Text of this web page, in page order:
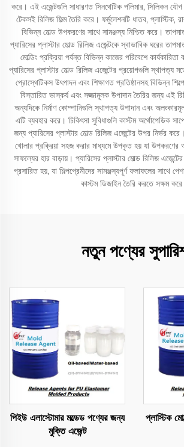
করে। এই এজেন্টগুলি সাধারণত সিনথেটিক পলিমার, সিলিকন যৌগ
টেকসই রিলিজ ফিল্ম তৈরি করে। ফর্মুলেশনটি ধাতব, প্লাস্টিক,
বিভিন্ন মোল্ড উপকরণের সাথে সামঞ্জস্য নিশ্চিত করে।
প্যারিসের প্লাস্টার মোল্ড রিলিজ এজেন্টকে স্বাভাবিক ঘরের
মোল্ডিং প্রক্রিয়া পর্যন্ত বিভিন্ন কাজের পরিবেশে
প্যারিসের প্লাস্টার মোল্ড রিলিজ এজেন্টের প্রয়োগগুলি স্থাপত্য
প্রোস্থেটিকস উৎপাদন এবং শিক্ষাগত প্রতিষ্ঠানসহ বিভিন্ন
বিস্তারিত ভাস্কর্য এবং সজ্জামূলক উপাদান তৈরির জন্য এই
অন্যদিকে নির্মাণ কোম্পানিগুলি স্থাপত্য উপাদান এবং
এটি ব্যবহার করে। চিকিৎসা সুবিধাগুলি কাস্টম অর্থোপেডিক
জন্য প্যারিসের প্লাস্টার মোল্ড রিলিজ এজেন্টের উপর নির্ভর
খোলার প্রক্রিয়া সহজ করার মাধ্যমে উপকৃত হয় যা উপকরণের
সাফল্যের হার বাড়ায়। প্যারিসের প্লাস্টার মোল্ড রিলিজ
প্রসারিত হয়, যা শিল্পপ্রেমীদের সামঞ্জস্যপূর্ণ ফলাফলের সাথে
কাস্টম ডিজাইন তৈরি করতে সক্ষম
নতুন পণ্যের
পিইউ এলাস্টোমার মল্ডেড পণ্যের জন্য
মুক্তি এজেন্ট
প্লাস্টিক